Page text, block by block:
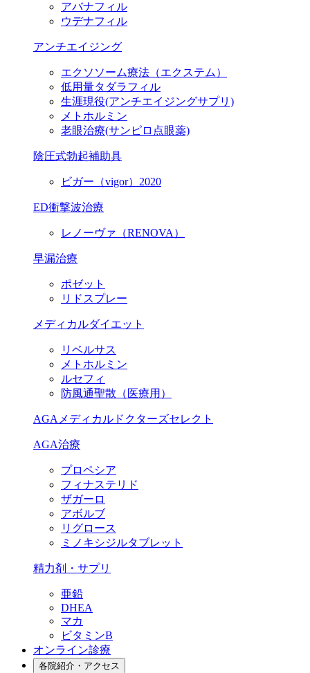
アバナフィル
ウデナフィル
アンチエイジング
エクソソーム療法（エクステム）
低用量タダラフィル
生涯現役(アンチエイジングサプリ)
メトホルミン
老眼治療(サンピロ点眼薬)
陰圧式勃起補助具
ビガー（vigor）2020
ED衝撃波治療
レノーヴァ（RENOVA）
早漏治療
ポゼット
リドスプレー
メディカルダイエット
リベルサス
メトホルミン
ルセフィ
防風通聖散（医療用）
AGAメディカルドクターズセレクト
AGA治療
プロペシア
フィナステリド
ザガーロ
アボルブ
リグロース
ミノキシジルタブレット
精力剤・サプリ
亜鉛
DHEA
マカ
ビタミンB
オンライン診療
各院紹介・アクセス